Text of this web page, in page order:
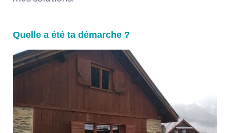
Quelle a été ta démarche ?